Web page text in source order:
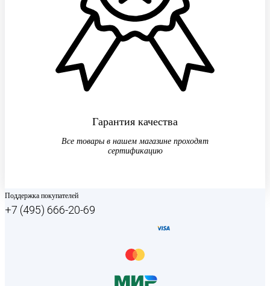
Гарантия качества
Все товары в нашем магазине проходят
сертификацию
Поддержка покупателей
+7 (495) 666-20-69